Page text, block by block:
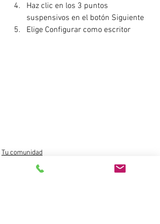
Haz clic en los 3 puntos
suspensivos en el botón Siguiente
Elige Configurar como escritor
Tu comunidad
Consejos para bloguear